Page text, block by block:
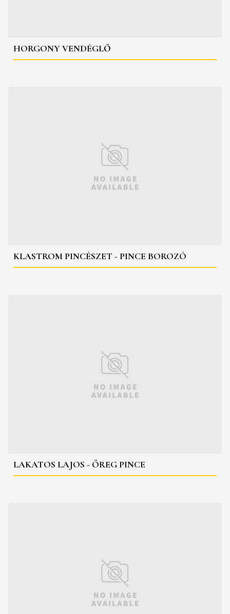
HORGONY VENDÉGLŐ
KLASTROM PINCÉSZET - PINCE BOROZÓ
LAKATOS LAJOS - ÖREG PINCE